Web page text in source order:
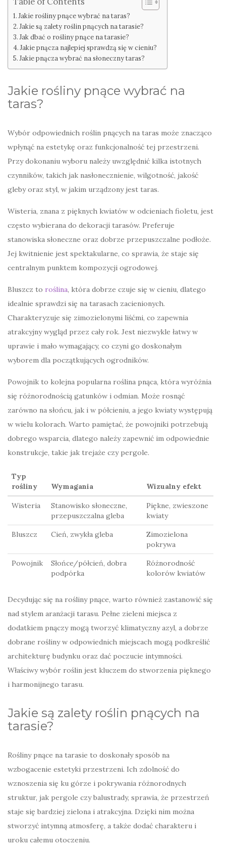
Jakie rośliny pnące wybrać na taras?
Jakie są zalety roślin pnących na tarasie?
Jak dbać o rośliny pnące na tarasie?
Jakie pnącza najlepiej sprawdzą się w cieniu?
Jakie pnącza wybrać na słoneczny taras?
Jakie rośliny pnące wybrać na
taras?
Wybór odpowiednich roślin pnących na taras może znacząco
wpłynąć na estetykę oraz funkcjonalność tej przestrzeni.
Przy dokonaniu wyboru należy uwzględnić kilka istotnych
czynników, takich jak nasłonecznienie, wilgotność, jakość
gleby oraz styl, w jakim urządzony jest taras.
Wisteria, znana z pięknych kwiatów w odcieniach fioletu, jest
często wybierana do dekoracji tarasów. Preferuje
stanowiska słoneczne oraz dobrze przepuszczalne podłoże.
Jej kwitnienie jest spektakularne, co sprawia, że staje się
centralnym punktem kompozycji ogrodowej.
Bluszcz to roślina, która dobrze czuje się w cieniu, dlatego
idealnie sprawdzi się na tarasach zacienionych.
Charakteryzuje się zimozielonymi liśćmi, co zapewnia
atrakcyjny wygląd przez cały rok. Jest niezwykle łatwy w
uprawie i mało wymagający, co czyni go doskonałym
wyborem dla początkujących ogrodników.
Powojnik to kolejna popularna roślina pnąca, która wyróżnia
się różnorodnością gatunków i odmian. Może rosnąć
zarówno na słońcu, jak i w półcieniu, a jego kwiaty występują
w wielu kolorach. Warto pamiętać, że powojniki potrzebują
dobrego wsparcia, dlatego należy zapewnić im odpowiednie
konstrukcje, takie jak trejaże czy pergole.
Typ
rośliny
Wymagania Wizualny efekt
Wisteria
Stanowisko słoneczne,
przepuszczalna gleba
Piękne, zwieszone
kwiaty
Bluszcz Cień, zwykła gleba
Zimozielona
pokrywa
Powojnik
Słońce/półcień, dobra
podpórka
Różnorodność
kolorów kwiatów
Decydując się na rośliny pnące, warto również zastanowić się
nad stylem aranżacji tarasu. Pełne zieleni miejsca z
dodatkiem pnączy mogą tworzyć klimatyczny azyl, a dobrze
dobrane rośliny w odpowiednich miejscach mogą podkreślić
architekturę budynku oraz dać poczucie intymności.
Właściwy wybór roślin jest kluczem do stworzenia pięknego
i harmonijnego tarasu.
Jakie są zalety roślin pnących na
tarasie?
Rośliny pnące na tarasie to doskonały sposób na
wzbogacenie estetyki przestrzeni. Ich zdolność do
wznoszenia się ku górze i pokrywania różnorodnych
struktur, jak pergole czy balustrady, sprawia, że przestrzeń
staje się bardziej zielona i atrakcyjna. Dzięki nim można
stworzyć intymną atmosferę, a także dodać charakteru i
uroku całemu otoczeniu.